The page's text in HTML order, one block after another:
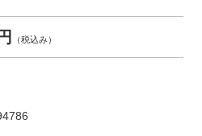
（税込み）